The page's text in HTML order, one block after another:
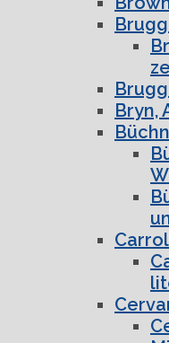
Bryn,